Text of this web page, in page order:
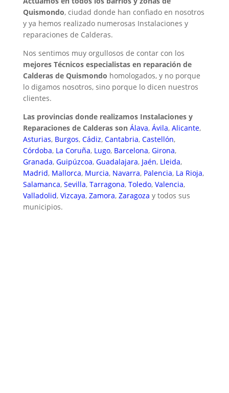
Quismondo, ciudad donde han confiado en nosotros
y ya hemos realizado numerosas Instalaciones y
reparaciones de Calderas.
Nos sentimos muy orgullosos de contar con los
mejores Técnicos especialistas en reparación de
Calderas de Quismondo homologados, y no porque
lo digamos nosotros, sino porque lo dicen nuestros
clientes.
Las provincias donde realizamos Instalaciones y
Reparaciones de Calderas son Álava, Ávila, Alicante,
Asturias, Burgos, Cádiz, Cantabria, Castellón,
Córdoba, La Coruña, Lugo, Barcelona, Girona,
Granada, Guipúzcoa, Guadalajara, Jaén, Lleida,
Madrid, Mallorca, Murcia, Navarra, Palencia, La Rioja,
Salamanca, Sevilla, Tarragona, Toledo, Valencia,
Valladolid, Vizcaya, Zamora, Zaragoza y todos sus
municipios.